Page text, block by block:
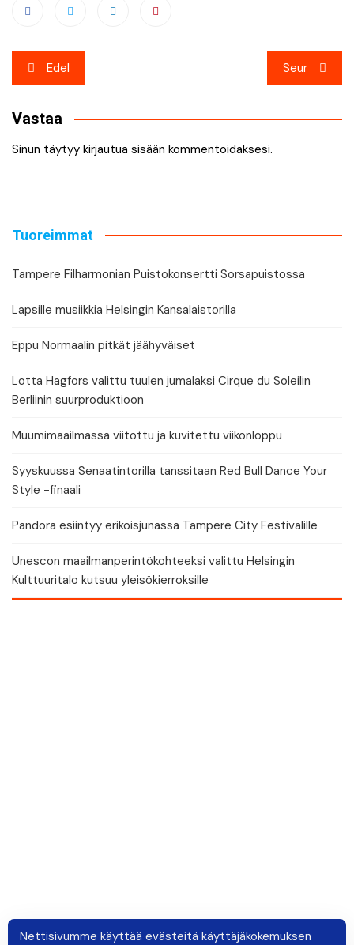
Artikkelien
selaus
Edel Seur
Vastaa
Sinun täytyy kirjautua sisään kommentoidaksesi.
Tuoreimmat
Tampere Filharmonian Puistokonsertti Sorsapuistossa
Lapsille musiikkia Helsingin Kansalaistorilla
Eppu Normaalin pitkät jäähyväiset
Lotta Hagfors valittu tuulen jumalaksi Cirque du Soleilin
Berliinin suurproduktioon
Muumimaailmassa viitottu ja kuvitettu viikonloppu
Syyskuussa Senaatintorilla tanssitaan Red Bull Dance Your
Style -finaali
Pandora esiintyy erikoisjunassa Tampere City Festivalille
Unescon maailmanperintökohteeksi valittu Helsingin
Kulttuuritalo kutsuu yleisökierroksille
Nettisivumme käyttää evästeitä käyttäjäkokemuksen